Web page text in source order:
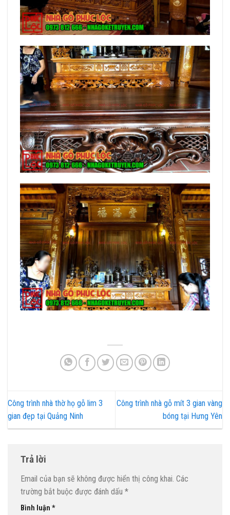
Công trình nhà thờ họ gỗ lim 3
gian đẹp tại Quảng Ninh
Công trình nhà gỗ mít 3 gian vàng
bóng tại Hưng Yên
Trả lời
Email của bạn sẽ không được hiển thị công khai. Các
trường bắt buộc được đánh dấu *
Bình luận *